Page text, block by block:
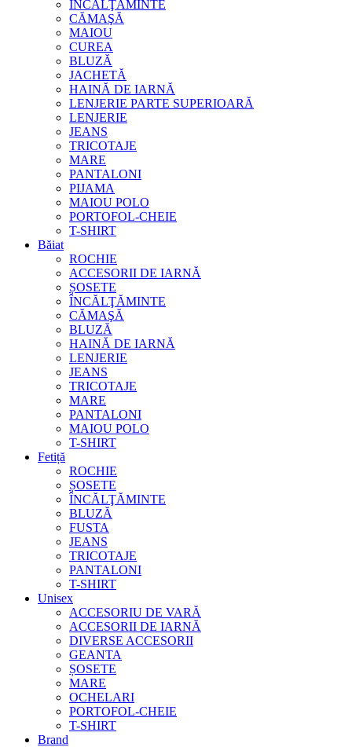
ÎNCĂLŢĂMINTE
CĂMAŞĂ
MAIOU
CUREA
BLUZĂ
JACHETĂ
HAINĂ DE IARNĂ
LENJERIE PARTE SUPERIOARĂ
LENJERIE
JEANS
TRICOTAJE
MARE
PANTALONI
PIJAMA
MAIOU POLO
PORTOFOL-CHEIE
T-SHIRT
Băiat
ROCHIE
ACCESORII DE IARNĂ
ȘOSETE
ÎNCĂLŢĂMINTE
CĂMAŞĂ
BLUZĂ
HAINĂ DE IARNĂ
LENJERIE
JEANS
TRICOTAJE
MARE
PANTALONI
MAIOU POLO
T-SHIRT
Fetiță
ROCHIE
ȘOSETE
ÎNCĂLŢĂMINTE
BLUZĂ
FUSTA
JEANS
TRICOTAJE
PANTALONI
T-SHIRT
Unisex
ACCESORIU DE VARĂ
ACCESORII DE IARNĂ
DIVERSE ACCESORII
GEANTA
ȘOSETE
MARE
OCHELARI
PORTOFOL-CHEIE
T-SHIRT
Brand